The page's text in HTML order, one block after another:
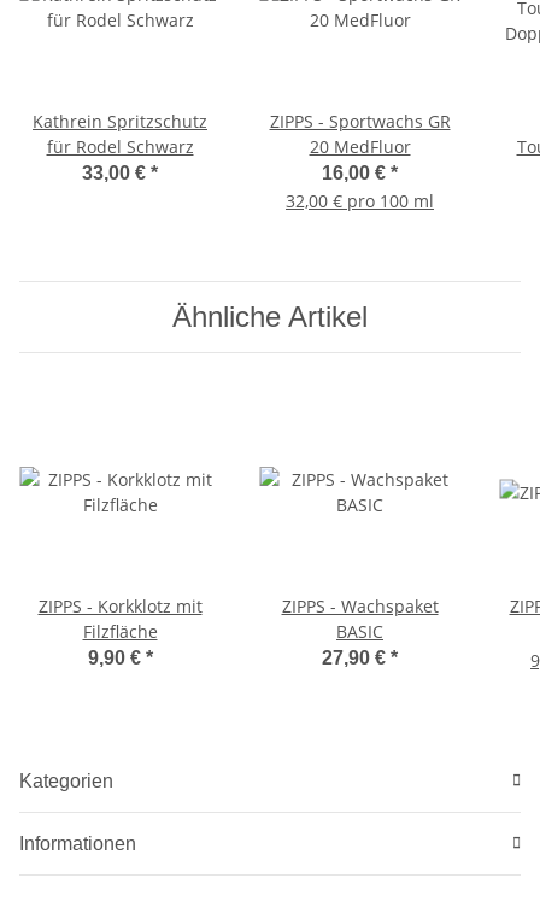
Kathrein Spritzschutz
für Rodel Schwarz
33,00 € *
ZIPPS - Sportwachs GR
20 MedFluor
16,00 € *
32,00 € pro 100 ml
Ähnliche Artikel
ZIPPS - Korkklotz mit
Filzfläche
9,90 € *
ZIPPS - Wachspaket
BASIC
27,90 € *
Kategorien
Informationen